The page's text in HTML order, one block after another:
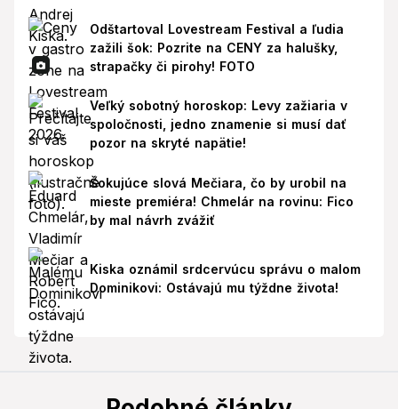
Odštartoval Lovestream Festival a ľudia
zažili šok: Pozrite na CENY za halušky,
strapačky či pirohy! FOTO
Veľký sobotný horoskop: Levy zažiaria v
spoločnosti, jedno znamenie si musí dať
pozor na skryté napätie!
Šokujúce slová Mečiara, čo by urobil na
mieste premiéra! Chmelár na rovinu: Fico
by mal návrh zvážiť
Kiska oznámil srdcervúcu správu o malom
Dominikovi: Ostávajú mu týždne života!